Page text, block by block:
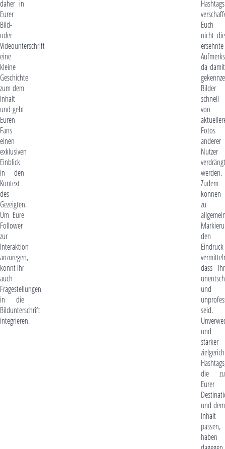
daher in
Eurer
Bild-
oder
Videounterschrift
eine
kleine
Geschichte
zum dem
Inhalt
und gebt
Euren
Fans
einen
exklusiven
Einblick
in den
Kontext
des
Gezeigten.
Um Eure
Follower
zur
Interaktion
anzuregen,
könnt Ihr
auch
Fragestellungen
in die
Bildunterschrift
integrieren.
Hashtags
Euch
nicht die
ersehnte
da damit
Bilder
schnell
von
Fotos
anderer
Nutzer
verdrängt
werden.
Zudem
können
zu
den
Eindruck
dass Ihr
und
seid.
und
stärker
die zu
Eurer
und dem
Inhalt
passen,
haben